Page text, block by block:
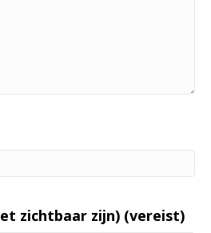
zichtbaar zijn) (vereist)